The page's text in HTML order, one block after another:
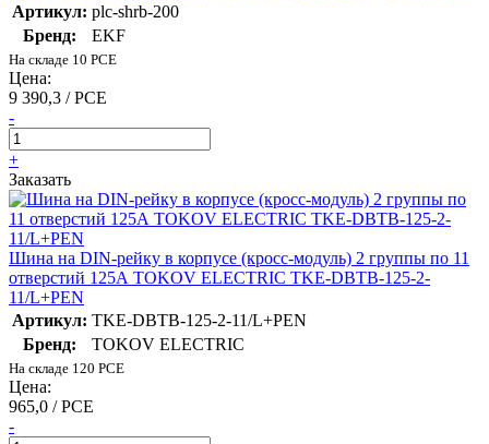
Артикул: plc-shrb-200
Бренд:
EKF
На складе 10 PCE
Цена:
9 390,3 / PCE
-
+
Заказать
Шина на DIN-рейку в корпусе (кросс-модуль) 2 группы по 11
отверстий 125А TOKOV ELECTRIC TKE-DBTB-125-2-
11/L+PEN
Артикул: TKE-DBTB-125-2-11/L+PEN
Бренд:
TOKOV ELECTRIC
На складе 120 PCE
Цена:
965,0 / PCE
-